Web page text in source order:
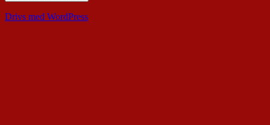
Drivs med WordPress